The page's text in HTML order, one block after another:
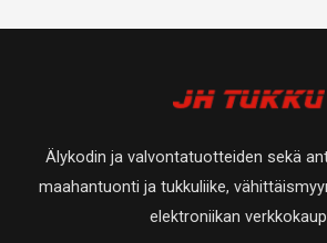
Älykodin ja valvontatuotteiden sekä
maahantuonti ja tukkuliike,
elektroniikan